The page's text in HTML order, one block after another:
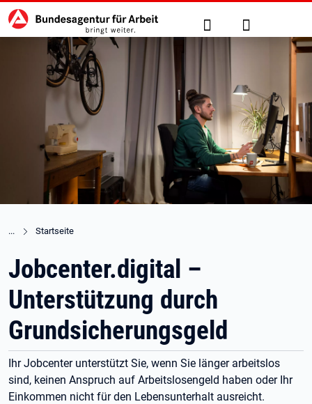
zu den Hauptinhalten springen
Hauptnavigation Suche Anmelden
Startseite
Jobcenter.digital –
Unterstützung durch
Grundsicherungsgeld
Ihr Jobcenter unterstützt Sie, wenn Sie länger arbeitslos
sind, keinen Anspruch auf Arbeitslosengeld haben oder Ihr
Einkommen nicht für den Lebensunterhalt ausreicht.